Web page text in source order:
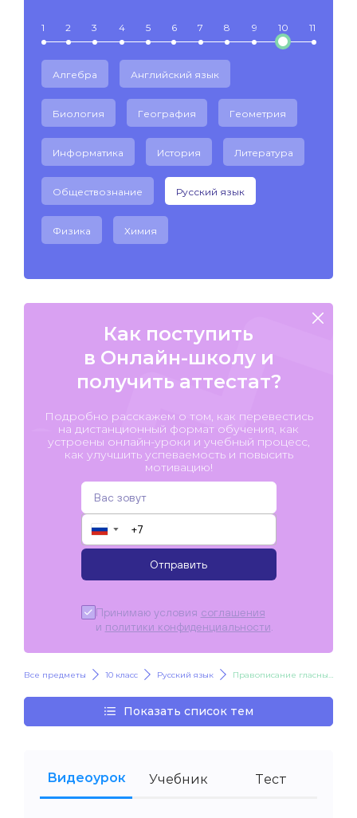
1 2 3 4 5 6 7 8 9 10 11
Алгебра Английский язык
Биология География Геометрия
Информатика История Литература
Обществознание Русский язык
Физика Химия
Как поступить
в Онлайн-школу и
получить аттестат?
Подробно расскажем о том, как перевестись
на дистанционный формат обучения, как
устроены онлайн-уроки и учебный процесс,
как улучшить успеваемость и повысить
мотивацию!
▼
Отправить
Принимаю условия соглашения
и политики конфиденциальности
Все предметы 10 класс Русский язык Правописание гласных после шипящих и Ц
Показать список тем
Видеоурок Учебник Тест